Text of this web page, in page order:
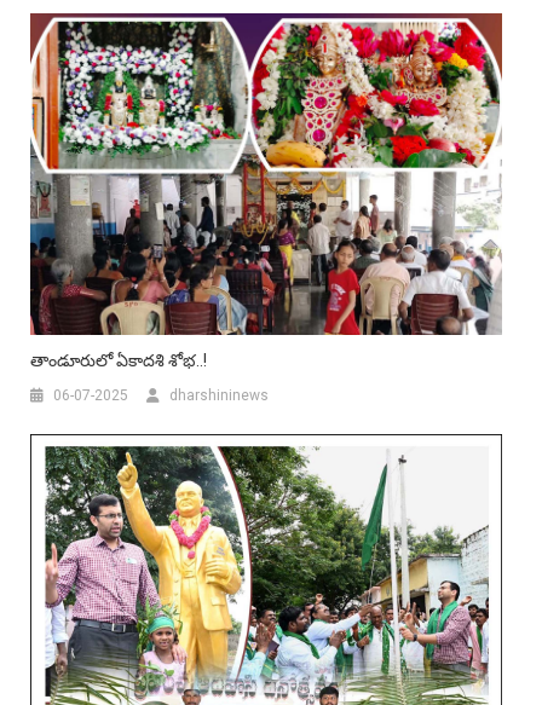
తాండూరులో ఏకాదశి శోభ..!
06-07-2025 dharshininews